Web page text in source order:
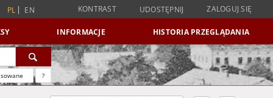
PL EN KONTRAST UDOSTĘPNIJ ZALOGUJ SIĘ
INFORMACJE HISTORIA PRZEGLĄDANIA
?